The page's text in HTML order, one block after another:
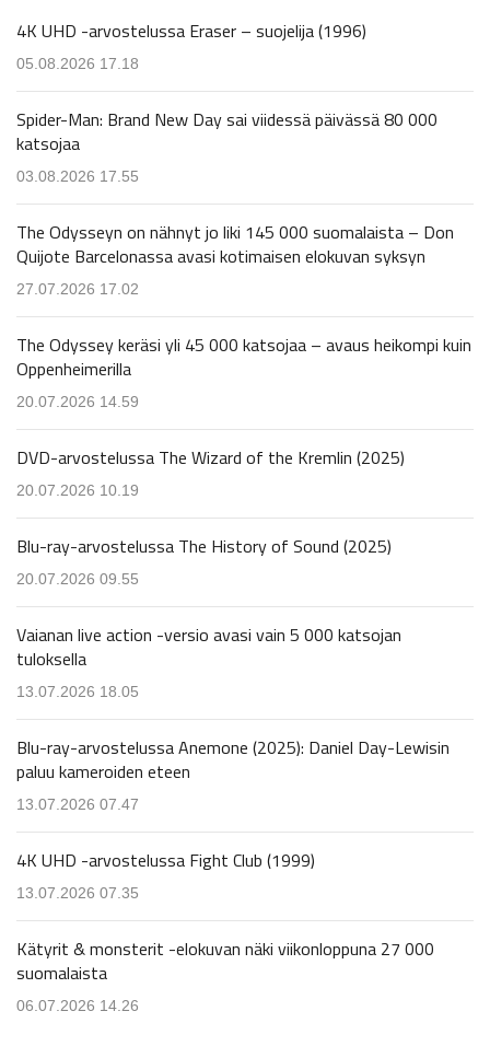
4K UHD -arvostelussa Eraser – suojelija (1996)
05.08.2026 17.18
Spider-Man: Brand New Day sai viidessä päivässä 80 000
katsojaa
03.08.2026 17.55
The Odysseyn on nähnyt jo liki 145 000 suomalaista – Don
Quijote Barcelonassa avasi kotimaisen elokuvan syksyn
27.07.2026 17.02
The Odyssey keräsi yli 45 000 katsojaa – avaus heikompi kuin
Oppenheimerilla
20.07.2026 14.59
DVD-arvostelussa The Wizard of the Kremlin (2025)
20.07.2026 10.19
Blu-ray-arvostelussa The History of Sound (2025)
20.07.2026 09.55
Vaianan live action -versio avasi vain 5 000 katsojan
tuloksella
13.07.2026 18.05
Blu-ray-arvostelussa Anemone (2025): Daniel Day-Lewisin
paluu kameroiden eteen
13.07.2026 07.47
4K UHD -arvostelussa Fight Club (1999)
13.07.2026 07.35
Kätyrit & monsterit -elokuvan näki viikonloppuna 27 000
suomalaista
06.07.2026 14.26